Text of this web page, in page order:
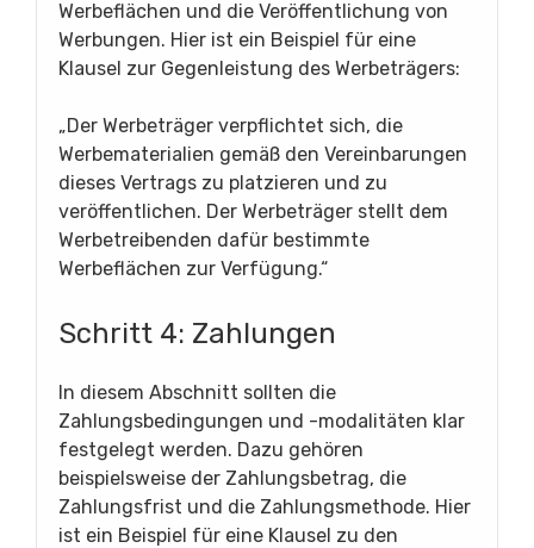
Werbeflächen und die Veröffentlichung von
Werbungen. Hier ist ein Beispiel für eine
Klausel zur Gegenleistung des Werbeträgers:
„Der Werbeträger verpflichtet sich, die
Werbematerialien gemäß den Vereinbarungen
dieses Vertrags zu platzieren und zu
veröffentlichen. Der Werbeträger stellt dem
Werbetreibenden dafür bestimmte
Werbeflächen zur Verfügung.“
Schritt 4: Zahlungen
In diesem Abschnitt sollten die
Zahlungsbedingungen und -modalitäten klar
festgelegt werden. Dazu gehören
beispielsweise der Zahlungsbetrag, die
Zahlungsfrist und die Zahlungsmethode. Hier
ist ein Beispiel für eine Klausel zu den